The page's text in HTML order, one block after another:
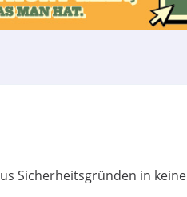
Sicherheitsgründen in